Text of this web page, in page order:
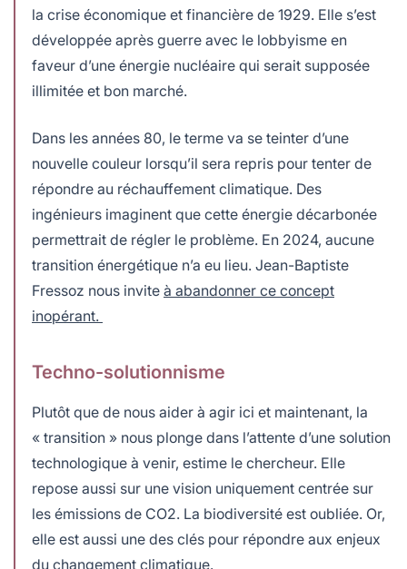
la crise économique et financière de 1929. Elle s’est
développée après guerre avec le lobbyisme en
faveur d’une énergie nucléaire qui serait supposée
illimitée et bon marché.
Dans les années 80, le terme va se teinter d’une
nouvelle couleur lorsqu’il sera repris pour tenter de
répondre au réchauffement climatique. Des
ingénieurs imaginent que cette énergie décarbonée
permettrait de régler le problème. En 2024, aucune
transition énergétique n’a eu lieu. Jean-Baptiste
Fressoz nous invite à abandonner ce concept
inopérant.
Techno-solutionnisme
Plutôt que de nous aider à agir ici et maintenant, la
« transition » nous plonge dans l’attente d’une solution
technologique à venir, estime le chercheur. Elle
repose aussi sur une vision uniquement centrée sur
les émissions de CO2. La biodiversité est oubliée. Or,
elle est aussi une des clés pour répondre aux enjeux
du changement climatique.